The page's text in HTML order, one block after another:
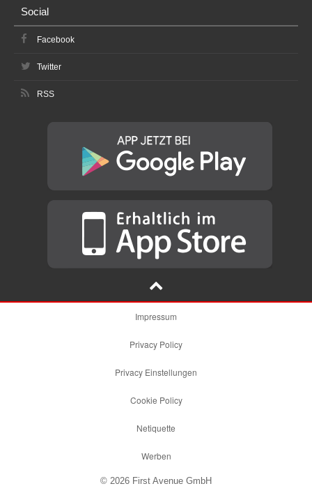
Social
Facebook
Twitter
RSS
Impressum
Privacy Policy
Privacy Einstellungen
Cookie Policy
Netiquette
Werben
© 2026 First Avenue GmbH